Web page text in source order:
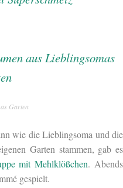
Garten
wie die Lieblingsoma und die
Garten stammen, gab es
mit Mehlklößchen. Abends
gespielt.